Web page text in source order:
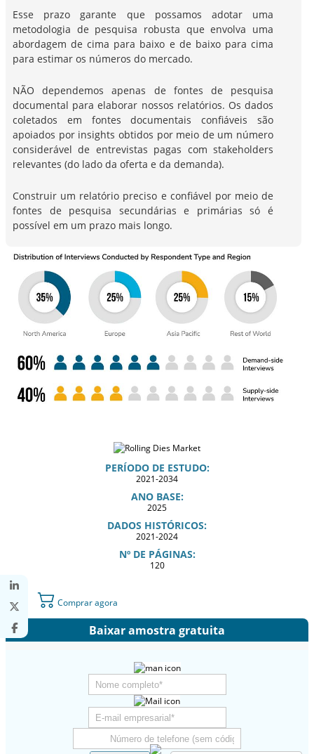
Esse prazo garante que possamos adotar uma
metodologia de pesquisa robusta que envolva uma
abordagem de cima para baixo e de baixo para cima
para estimar os números do mercado.
NÃO dependemos apenas de fontes de pesquisa
documental para elaborar nossos relatórios. Os dados
coletados em fontes documentais confiáveis são
apoiados por insights obtidos por meio de um número
considerável de entrevistas pagas com stakeholders
relevantes (do lado da oferta e da demanda).
Construir um relatório preciso e confiável por meio de
fontes de pesquisa secundárias e primárias só é
possível em um prazo mais longo.
PERÍODO DE ESTUDO:
2021-2034
ANO BASE:
2025
DADOS HISTÓRICOS:
2021-2024
Nº DE PÁGINAS:
120
Comprar agora
Baixar amostra gratuita